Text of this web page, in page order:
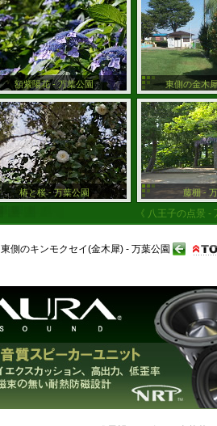
額紫陽花 - 万葉公園 東側の金木
椿と桜 - 万葉公園 藤棚 -
《 八王子の点景 -
東側のキンモクセイ(金木犀) - 万葉公園